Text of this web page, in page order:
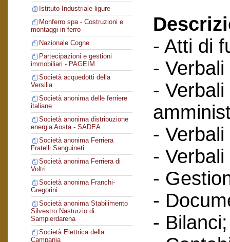
Istituto Industriale ligure
Monferro spa - Costruzioni e
montaggi in ferro
Nazionale Cogne
Partecipazioni e gestioni
immobiliari - PAGEIM
Società acquedotti della
Versilia
Società anonima delle ferriere
italiane
Società anonima distribuzione
energia Aosta - SADEA
Società anonima Ferriera
Fratelli Sanguineti
Società anonima Ferriera di
Voltri
Società anonima Franchi-
Gregorini
Società anonima Stabilimento
Silvestro Nasturzio di
Sampierdarena
Società Elettrica della
Campania
- Atti di
-
-
-
-
-
-
- Bilanci;